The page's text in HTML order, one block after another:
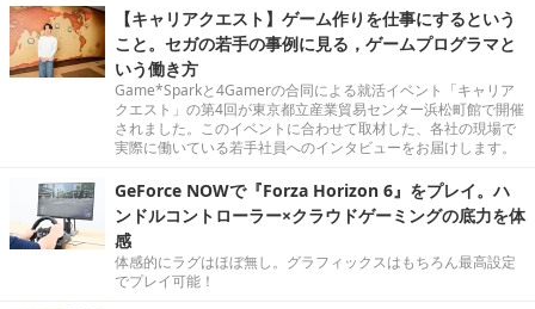
【キャリアクエスト】ゲーム作りを仕事にするという
こと。セガの若手の事例に見る，ゲームプログラマと
いう働き方
Game*Sparkと4Gamerの合同による就活イベント「キャリア
クエスト」の第4回が東京都立産業貿易センター浜松町館で開催
されました。このイベントに合わせて取材した、各社の現場で
実際に働いている若手社員へのインタビューをお届けします。
GeForce NOWで『Forza Horizon 6』をプレイ。ハ
ンドルコントローラー×クラウドゲーミングの底力を体
感
体感的にラグはほぼ無し。グラフィックスはもちろん最高設定
でプレイ可能！